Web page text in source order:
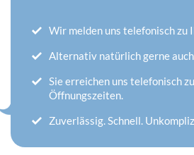
Wir melden uns telefonisch zu
Alternativ natürlich gerne
Sie erreichen uns telefonisch
Öffnungszeiten.
Zuverlässig. Schnell.